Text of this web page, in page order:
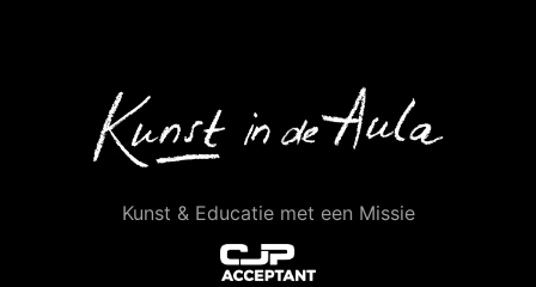
Kunst & Educatie met een Missie